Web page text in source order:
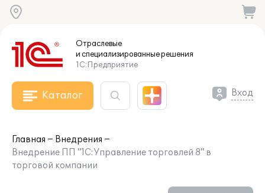
Отраслевые
и специализированныерешения
1С:Предприятие
Каталог Вход
Главная
Внедрения
Внедрение ПП "1С:Управление торговлей 8" в
торговой компании